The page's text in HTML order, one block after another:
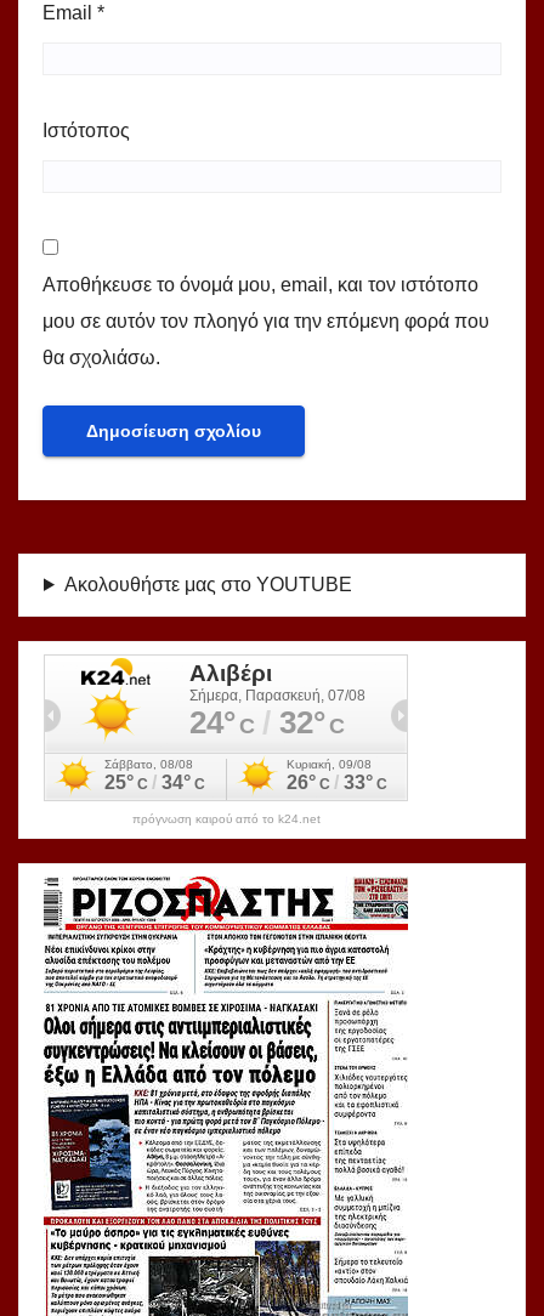
Email *
Ιστότοπος
Αποθήκευσε το όνομά μου, email, και τον ιστότοπο
μου σε αυτόν τον πλοηγό για την επόμενη φορά που
θα σχολιάσω.
Ακολουθήστε μας στο YOUTUBE
πρόγνωση καιρού από το k24.net